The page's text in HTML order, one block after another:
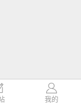

我的